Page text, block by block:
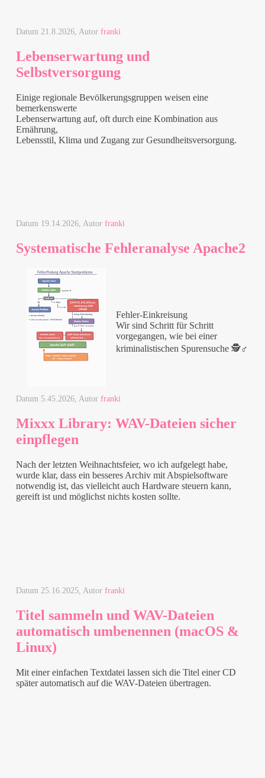
Datum21.8.2026, Autorfranki
Lebenserwartung und
Selbstversorgung
Einige regionale Bevölkerungsgruppen weisen eine
bemerkenswerte
Lebenserwartung auf, oft durch eine Kombination aus
Ernährung,
Lebensstil, Klima und Zugang zur Gesundheitsversorgung.
Datum 19.14.2026 , Autorfranki
Systematische Fehleranalyse Apache2
Fehler-Einkreisung
Wir sind Schritt für Schritt
vorgegangen, wie bei einer
kriminalistischen Spurensuche 🕵️♂️
Datum 5.45.2026, Autorfranki
Mixxx Library: WAV-Dateien sicher
einpflegen
Nach der letzten Weihnachtsfeier, wo ich aufgelegt habe,
wurde klar, dass ein besseres Archiv mit Abspielsoftware
notwendig ist, das vielleicht auch Hardware steuern kann,
gereift ist und möglichst nichts kosten sollte.
Datum 25.16.2025 , Autorfranki
Titel sammeln und WAV-Dateien
automatisch umbenennen (macOS &
Linux)
Mit einer einfachen Textdatei lassen sich die Titel einer CD
später automatisch auf dieWAV-Dateien übertragen.